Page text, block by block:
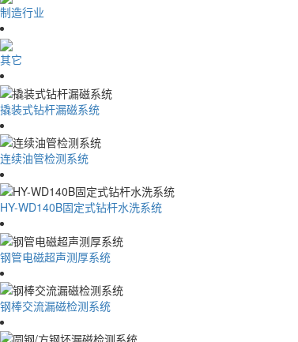
制造行业
其它
撬装式钻杆漏磁系统
连续油管检测系统
HY-WD140B固定式钻杆水洗系统
钢管电磁超声测厚系统
钢棒交流漏磁检测系统